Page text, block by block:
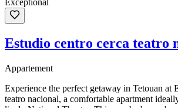
Exceptional
Estudio centro cerca teatro
Appartement
Experience the perfect getaway in Tetouan at
teatro nacional, a comfortable apartment